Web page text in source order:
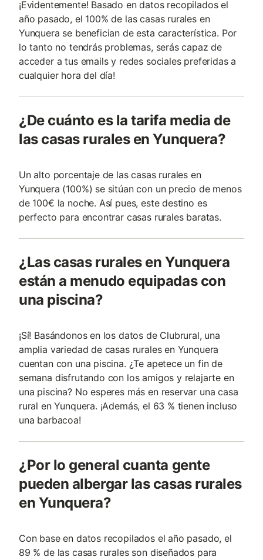
¡Evidentemente! Basado en datos recopilados el
año pasado, el 100% de las casas rurales en
Yunquera se benefician de esta característica. Por
lo tanto no tendrás problemas, serás capaz de
acceder a tus emails y redes sociales preferidas a
cualquier hora del día!
¿De cuánto es la tarifa media de
las casas rurales en Yunquera?
Un alto porcentaje de las casas rurales en
Yunquera (100%) se sitúan con un precio de menos
de 100€ la noche. Así pues, este destino es
perfecto para encontrar casas rurales baratas.
¿Las casas rurales en Yunquera
están a menudo equipadas con
una piscina?
¡Sí! Basándonos en los datos de Clubrural, una
amplia variedad de casas rurales en Yunquera
cuentan con una piscina. ¿Te apetece un fin de
semana disfrutando con los amigos y relajarte en
una piscina? No esperes más en reservar una casa
rural en Yunquera. ¡Además, el 63 % tienen incluso
una barbacoa!
¿Por lo general cuanta gente
pueden albergar las casas rurales
en Yunquera?
Con base en datos recopilados el año pasado, el
89 % de las casas rurales son diseñados para